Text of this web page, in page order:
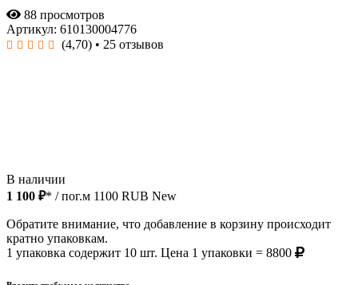
88 просмотров
Артикул: 610130004776
(4,70) • 25 отзывов
В наличии
1 100 ₽* / пог.м 1100 RUB New
Обратите внимание, что добавление в корзину происходит
кратно упаковкам.
1 упаковка содержит 10 шт. Цена 1 упаковки = 8800